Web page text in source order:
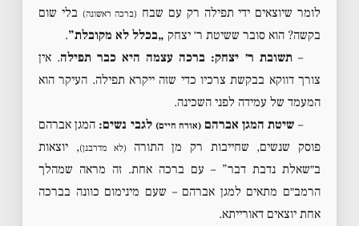
לומר שיוצאים ידי תפילה רק עם שבח (ברכה ראשונה) בלי שום
בקשה? הוא סובר ששיטת ר׳ יצחק „בכלל לא מקובלת”.
–תשובת ר׳ יצחק: ברכה עצמה היא כבר תפילה. אין
צורך דווקא בבקשת צרכיו כדי שזה ייקרא תפילה. העיקר הוא
המעמד של עמידה לפני השכינה.
– שיטת המגן אברהם(אורח חיים) לגבי נשים: המגן אברהם
פוסק שנשים, שחייבות רק מן התורה
(לא מדרבנן), יוצאות
ב״שאלת נדבת דבר” – עם ברכה אחת. זה מראה שמהלך
הרמב״ם מתאים למגן אברהם – שעם מינימום כוונה בברכה
אחת יוצאים דאורייתא.